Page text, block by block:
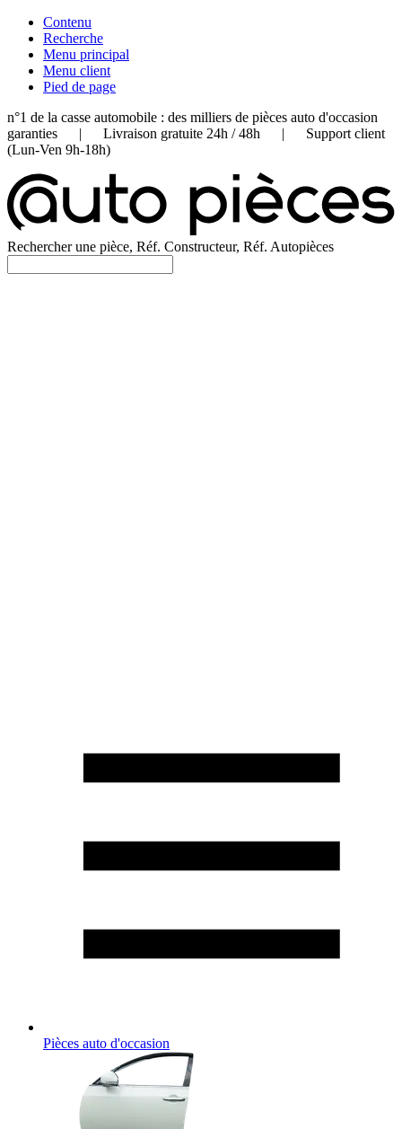
Contenu
Recherche
Menu principal
Menu client
Pied de page
n°1 de la casse automobile : des milliers de pièces auto d'occasion
garanties | Livraison gratuite 24h / 48h | Support client
(Lun-Ven 9h-18h)
Rechercher une pièce, Réf. Constructeur, Réf. Autopièces
Pièces auto d'occasion